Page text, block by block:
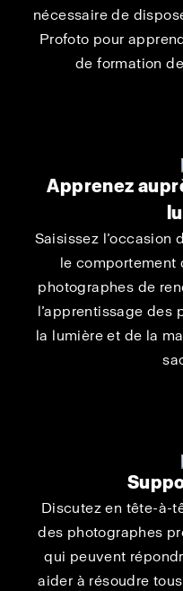
nécessaire de
Profoto pour
de formation
Apprenez
Saisissez l’occasion
le comportement
photographes de
l’apprentissage des
la lumière et de la
Discutez en tête-à-
des photographes
qui peuvent
aider à résoudre